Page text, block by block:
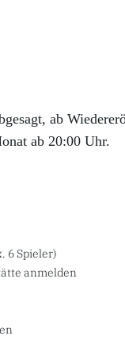
ab
ab 20:00 Uhr.
6 Spieler)
anmelden